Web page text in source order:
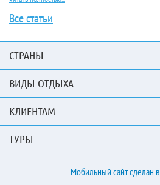
Все статьи
СТРАНЫ
ВИДЫ ОТДЫХА
КЛИЕНТАМ
ТУРЫ
Мобильный сайт сделан в